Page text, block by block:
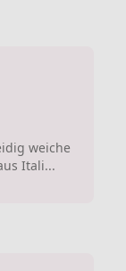
weiche
Itali...